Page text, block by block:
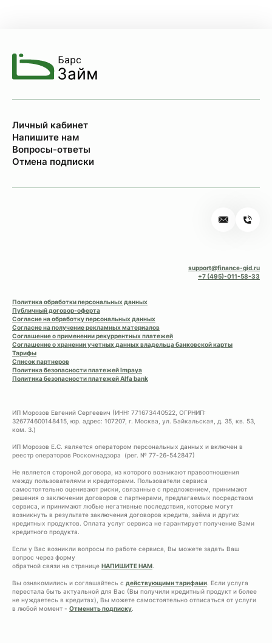
Личный кабинет
Напишите нам
Вопросы-ответы
Отмена подписки
support@finance-gid.ru
+7 (495)-011-58-33
Политика обработки персональных данных
Публичный договор-оферта
Согласие на обработку персональных данных
Согласие на получение рекламных материалов
Соглашение о применении рекуррентных платежей
Соглашение о хранении учетных данных владельца банковской карты
Тарифы
Список партнеров
Политика безопасности платежей Impaya
Политика безопасности платежей Alfa bank
ИП Морозов Евгений Сергеевич (ИНН: 771673440522, ОГРНИП:
326774600148415, юр. адрес: 107207, г. Москва, ул. Байкальская, д. 35, кв. 53,
ком. 3.)
ИП Морозов Е.С. является оператором персональных данных и включен в
реестр операторов Роскомнадзора (рег. № 77-26-542847)
Не является стороной договора, из которого возникают правоотношения
между пользователями и кредиторами. Пользователи сервиса
самостоятельно оценивают риски, связанные с предложением, принимают
решения о заключении договоров с партнерами, предлагаемых посредством
сервиса, и принимают любые негативные последствия, которые могут
возникнуть в результате заключения договоров кредита, заёма и других
кредитных продуктов. Оплата услуг сервиса не гарантирует получение Вами
кредитного продукта.
Если у Вас возникли вопросы по работе сервиса, Вы можете задать Ваш
вопрос через форму
обратной связи на странице НАПИШИТЕ НАМ.
Вы ознакомились и соглашайтесь с действующими тарифами. Если услуга
перестала быть актуальной для Вас (Вы получили кредитный продукт и более
не нуждаетесь в кредитах), Вы можете самостоятельно отписаться от услуги
в любой момент - Отменить подписку.